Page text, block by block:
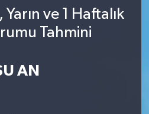
ve 1 Haftalık
Tahmini
AN